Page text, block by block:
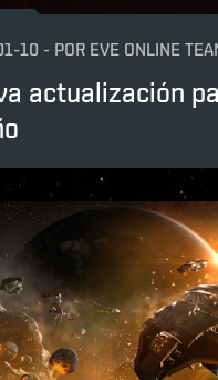
10 - POR EVE ONLINE
actualización